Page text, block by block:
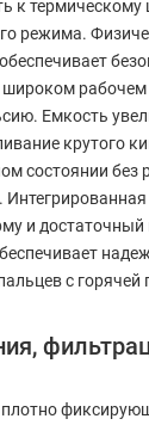
к
режима.
рабочем
Емкость
крутого
состоянии без
и достаточный
с горячей